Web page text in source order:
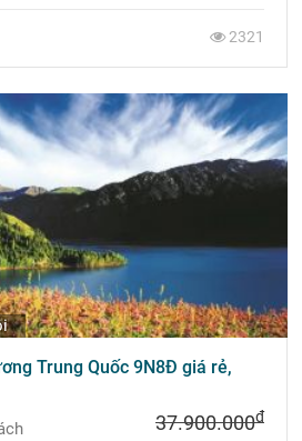
2321
Trung Quốc 9N8Đ giá rẻ,
37.900.000đ